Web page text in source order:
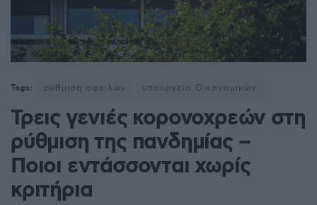
Tags: ρύθμιση οφειλών υπουργείο Οικονομικών
Τρεις γενιές κορονοχρεών στη
ρύθμιση της πανδημίας –
Ποιοι εντάσσονται χωρίς
κριτήρια